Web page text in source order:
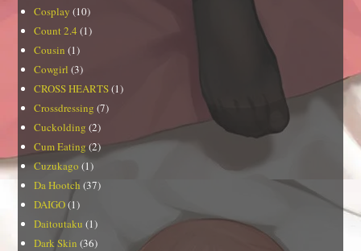
Cosplay (10)
Count 2.4 (1)
Cousin (1)
Cowgirl (3)
CROSS HEARTS(1)
Crossdressing (7)
Cuckolding (2)
Cum Eating (2)
Cuzukago (1)
Da Hootch (37)
DAIGO(1)
Daitoutaku (1)
Dark Skin (36)